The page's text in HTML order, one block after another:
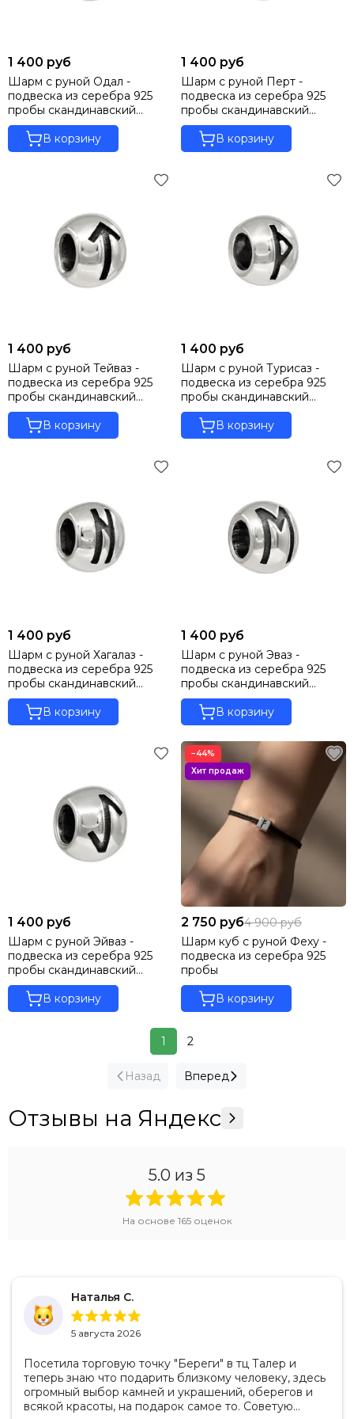
1 400 руб
Шарм с руной Одал -
подвеска из серебра 925
пробы скандинавский
оберег
В корзину
1 400 руб
Шарм с руной Перт -
подвеска из серебра 925
пробы скандинавский
оберег
В корзину
1 400 руб
Шарм с руной Тейваз -
подвеска из серебра 925
пробы скандинавский
оберег
В корзину
1 400 руб
Шарм с руной Турисаз -
подвеска из серебра 925
пробы скандинавский
оберег
В корзину
1 400 руб
Шарм с руной Хагалаз -
подвеска из серебра 925
пробы скандинавский
оберег
В корзину
1 400 руб
Шарм с руной Эваз -
подвеска из серебра 925
пробы скандинавский
оберег
В корзину
1 400 руб
Шарм с руной Эйваз -
подвеска из серебра 925
пробы скандинавский
оберег
В корзину
−44%
2 750 руб4 900 руб
Шарм куб с руной Феху -
подвеска из серебра 925
пробы
В корзину
Назад
1 2
Вперед
Отзывы на Яндекс
5.0 из 5
На основе 165оценок
Наталья С.
5 августа 2026
Посетила торговую точку "Береги" в тц Талер и
теперь знаю что подарить близкому человеку, здесь
огромный выбор камней и украшений, оберегов и
всякой красоты, на подарок самое то. Советую